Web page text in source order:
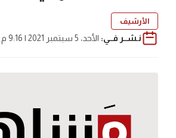
الأرشيف
نـشــر فــي: الأحد، 5 سبتمبر 2021 | 9:16 م